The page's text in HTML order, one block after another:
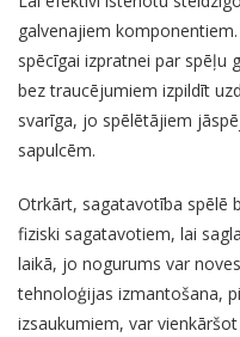
galvenajiem
spēcīgai izpratnei par spēļu
bez traucējumiem izpildīt
svarīga, jo spēlētājiem
sapulcēm.
Otrkārt, sagatavotība spēlē
fiziski sagatavotiem, lai
laikā, jo nogurums var
tehnoloģijas izmantošana,
izsaukumiem, var